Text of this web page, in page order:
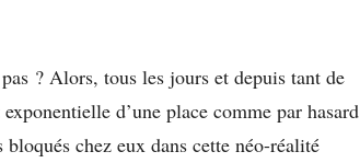
? Alors, tous les jours et depuis tant de
d’une place comme par hasard
chez eux dans cette néo-réalité